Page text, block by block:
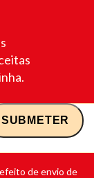
de envio de